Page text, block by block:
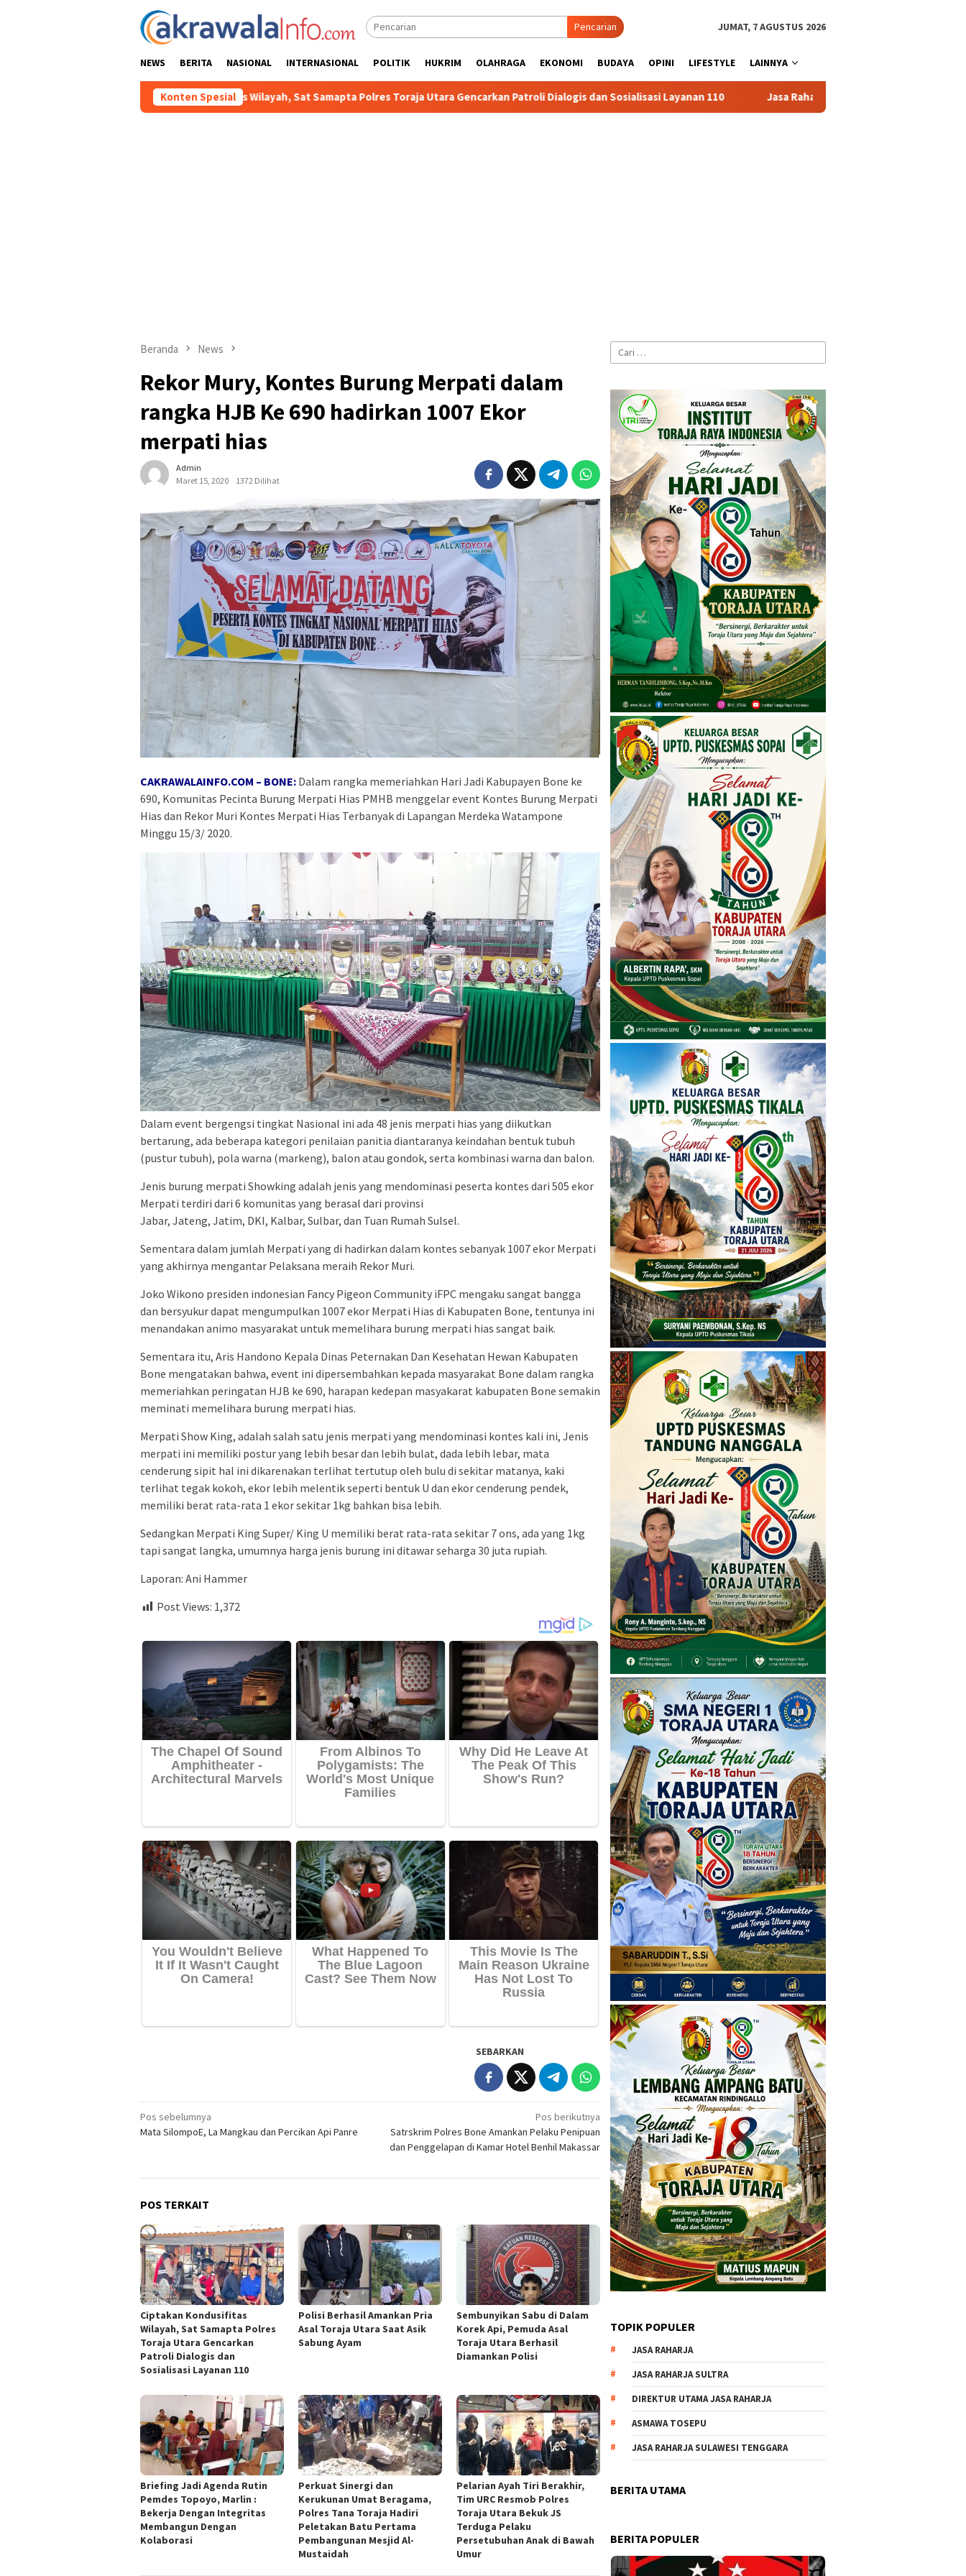
Pencarian JUMAT, 7 AGUSTUS 2026
NEWS BERITA NASIONAL INTERNASIONAL POLITIK HUKRIM OLAHRAGA EKONOMI BUDAYA OPINI LIFESTYLE LAINNYA
Konten Spesial
Kondusifitas Wilayah, Sat Samapta Polres Toraja Utara Gencarkan Patroli Dialogis dan Sosialisasi Layanan 110 Jasa Raharja Serahkan Santunan kepada Ahli Waris Korban
Beranda News
Rekor Mury, Kontes Burung Merpati dalam
rangka HJB Ke 690 hadirkan 1007 Ekor
merpati hias
Admin
Maret 15, 2020
1372 Dilihat
CAKRAWALAINFO.COM – BONE: Dalam rangka memeriahkan Hari Jadi Kabupayen Bone ke
690, Komunitas Pecinta Burung Merpati Hias PMHB menggelar event Kontes Burung Merpati
Hias dan Rekor Muri Kontes Merpati Hias Terbanyak di Lapangan Merdeka Watampone
Minggu 15/3/ 2020.
Dalam event bergengsi tingkat Nasional ini ada 48 jenis merpati hias yang diikutkan
bertarung, ada beberapa kategori penilaian panitia diantaranya keindahan bentuk tubuh
(pustur tubuh), pola warna (markeng), balon atau gondok, serta kombinasi warna dan balon.
Jenis burung merpati Showking adalah jenis yang mendominasi peserta kontes dari 505 ekor
Merpati terdiri dari 6 komunitas yang berasal dari provinsi
Jabar, Jateng, Jatim, DKI, Kalbar, Sulbar, dan Tuan Rumah Sulsel.
Sementara dalam jumlah Merpati yang di hadirkan dalam kontes sebanyak 1007 ekor Merpati
yang akhirnya mengantar Pelaksana meraih Rekor Muri.
Joko Wikono presiden indonesian Fancy Pigeon Community iFPC mengaku sangat bangga
dan bersyukur dapat mengumpulkan 1007 ekor Merpati Hias di Kabupaten Bone, tentunya ini
menandakan animo masyarakat untuk memelihara burung merpati hias sangat baik.
Sementara itu, Aris Handono Kepala Dinas Peternakan Dan Kesehatan Hewan Kabupaten
Bone mengatakan bahwa, event ini dipersembahkan kepada masyarakat Bone dalam rangka
memeriahkan peringatan HJB ke 690, harapan kedepan masyakarat kabupaten Bone semakin
meminati memelihara burung merpati hias.
Merpati Show King, adalah salah satu jenis merpati yang mendominasi kontes kali ini, Jenis
merpati ini memiliki postur yang lebih besar dan lebih bulat, dada lebih lebar, mata
cenderung sipit hal ini dikarenakan terlihat tertutup oleh bulu di sekitar matanya, kaki
terlihat tegak kokoh, ekor lebih melentik seperti bentuk U dan ekor cenderung pendek,
memiliki berat rata-rata 1 ekor sekitar 1kg bahkan bisa lebih.
Sedangkan Merpati King Super/ King U memiliki berat rata-rata sekitar 7 ons, ada yang 1kg
tapi sangat langka, umumnya harga jenis burung ini ditawar seharga 30 juta rupiah.
Laporan: Ani Hammer
Post Views: 1,372
SEBARKAN
Navigasi
pos
Pos sebelumnya
Mata SilompoE, La Mangkau dan Percikan Api Panre
Pos berikutnya
Satrskrim Polres Bone Amankan Pelaku Penipuan
dan Penggelapan di Kamar Hotel Benhil Makassar
POS TERKAIT
Ciptakan Kondusifitas
Wilayah, Sat Samapta Polres
Toraja Utara Gencarkan
Patroli Dialogis dan
Sosialisasi Layanan 110
Polisi Berhasil Amankan Pria
Asal Toraja Utara Saat Asik
Sabung Ayam
Sembunyikan Sabu di Dalam
Korek Api, Pemuda Asal
Toraja Utara Berhasil
Diamankan Polisi
Briefing Jadi Agenda Rutin
Pemdes Topoyo, Marlin :
Bekerja Dengan Integritas
Membangun Dengan
Kolaborasi
Perkuat Sinergi dan
Kerukunan Umat Beragama,
Polres Tana Toraja Hadiri
Peletakan Batu Pertama
Pembangunan Mesjid Al-
Mustaidah
Pelarian Ayah Tiri Berakhir,
Tim URC Resmob Polres
Toraja Utara Bekuk JS
Terduga Pelaku
Persetubuhan Anak di Bawah
Umur
Cari
untuk:
TOPIK POPULER
JASA RAHARJA
JASA RAHARJA SULTRA
DIREKTUR UTAMA JASA RAHARJA
ASMAWA TOSEPU
JASA RAHARJA SULAWESI TENGGARA
BERITA UTAMA
BERITA POPULER